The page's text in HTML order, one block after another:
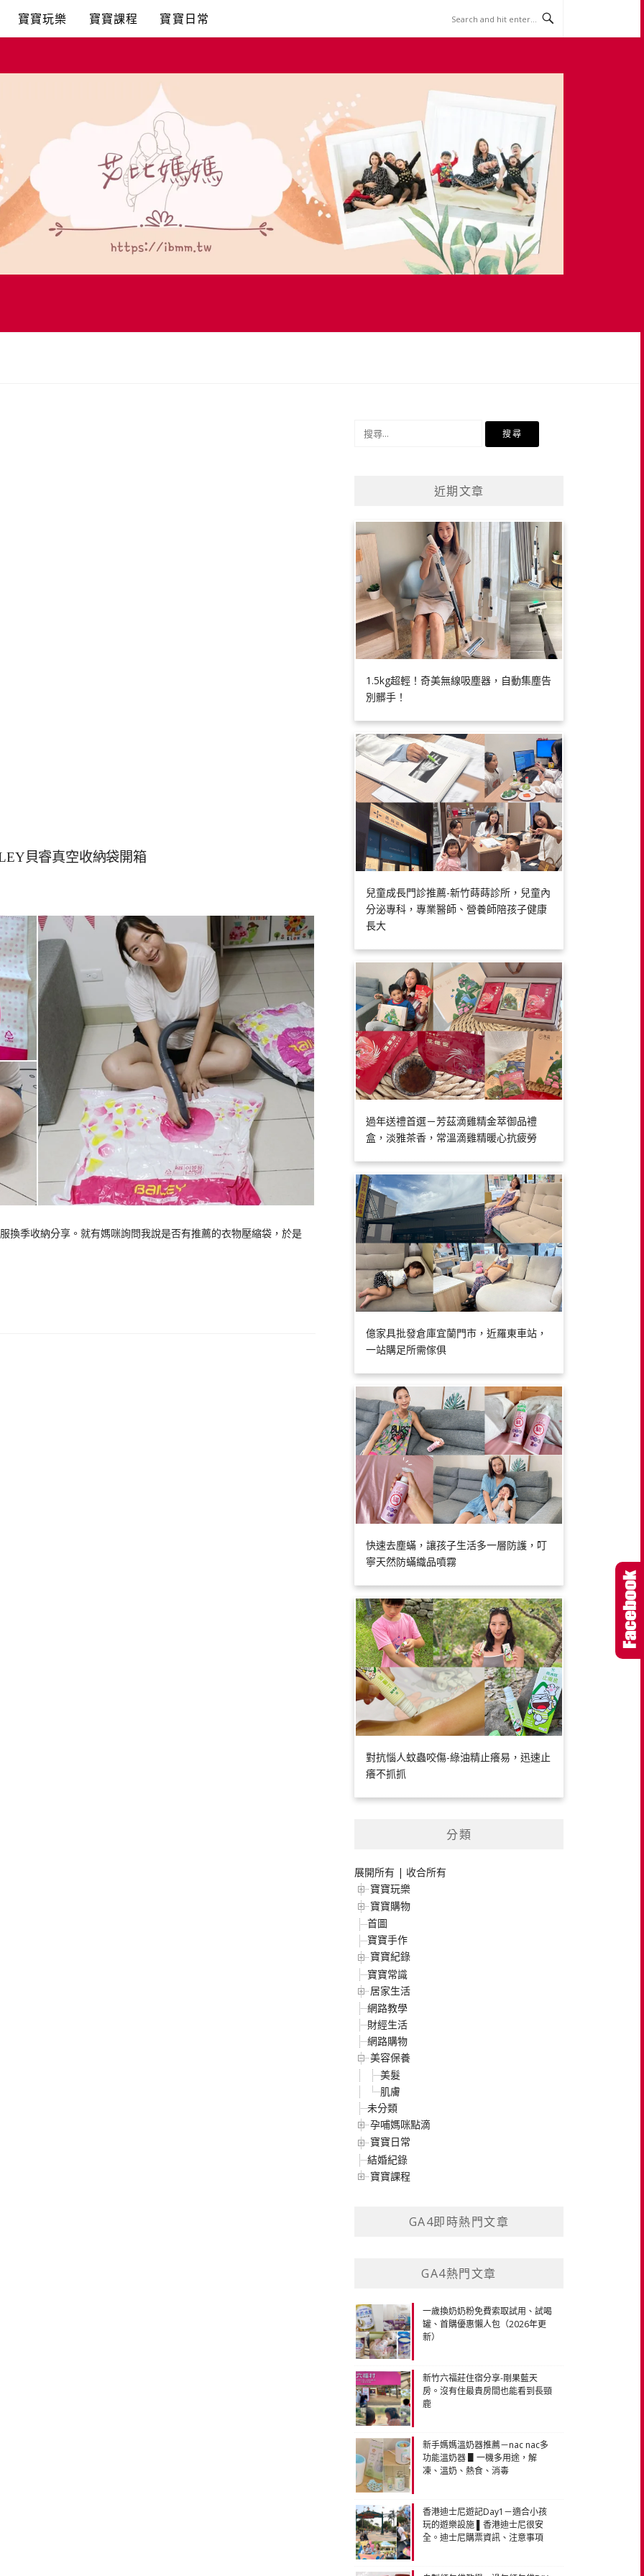
寶寶玩樂 寶寶課程 寶寶日常
貝睿真空收納袋開箱
換季收納分享。就有媽咪詢問我說是否有推薦的衣物壓縮袋，於是
近期文章
1.5kg超輕！奇美無線吸塵器，自動集塵告
別髒手！
兒童成長門診推薦-新竹蒔蒔診所，兒童內
分泌專科，專業醫師、營養師陪孩子健康
長大
過年送禮首選－芳茲滴雞精金萃御品禮
盒，淡雅茶香，常溫滴雞精暖心抗疲勞
億家具批發倉庫宜蘭門市，近羅東車站，
一站購足所需傢俱
快速去塵蟎，讓孩子生活多一層防護，叮
寧天然防蟎織品噴霧
對抗惱人蚊蟲咬傷-綠油精止癢易，迅速止
癢不抓抓
分類
展開所有 | 收合所有
寶寶玩樂
寶寶購物
首圖
寶寶手作
寶寶紀錄
寶寶常識
居家生活
網路教學
財經生活
網路購物
美容保養
美髮
肌膚
未分類
孕哺媽咪點滴
寶寶日常
結婚紀錄
寶寶課程
GA4即時熱門文章
GA4熱門文章
一歲換奶奶粉免費索取試用、試喝
罐、首購優惠懶人包（2026年更
新）
新竹六福莊住宿分享-剛果藍天
房。沒有住最貴房間也能看到長頸
鹿
新手媽媽溫奶器推薦－nac nac多
功能溫奶器 ▋一機多用途，解
凍、溫奶、熱食、消毒
香港迪士尼遊記Day1－適合小孩
玩的遊樂設施 ▌香港迪士尼很安
全。迪士尼購票資訊、注意事項